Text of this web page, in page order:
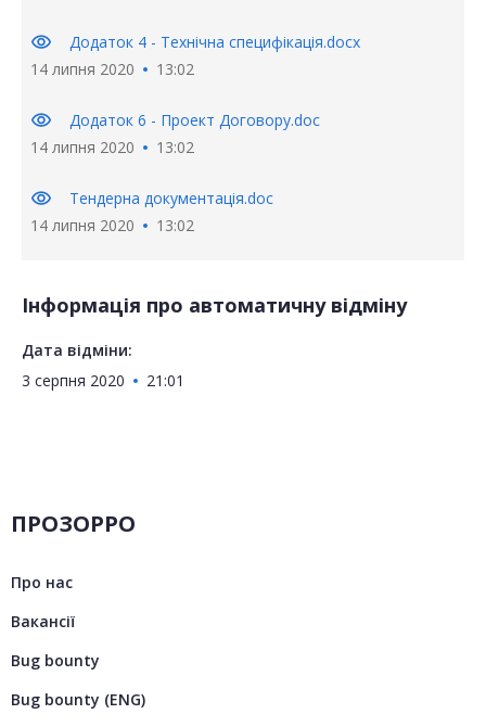
visibility
Додаток 4 - Технічна специфікація.docx
14 липня 2020
13:02
visibility
Додаток 6 - Проект Договору.doc
14 липня 2020
13:02
visibility
Тендерна документація.doc
14 липня 2020
13:02
Інформація про автоматичну відміну
Дата відміни:
3 серпня 2020
21:01
ПРОЗОРРО
Про нас
Вакансії
Bug bounty
Bug bounty (ENG)